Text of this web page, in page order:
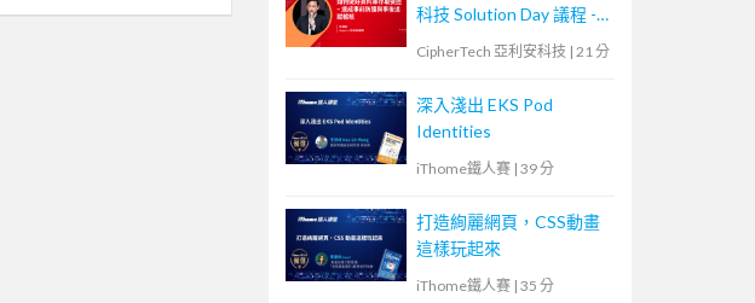
科技 Solution Day 議程 -
如何做好資料庫存取安
追蹤稽核
CipherTech 亞利安科技 | 21 分
深入淺出 EKS Pod
Identities
iThome鐵人賽 | 39 分
打造絢麗網頁，CSS動畫
這樣玩起來
iThome鐵人賽 | 35 分